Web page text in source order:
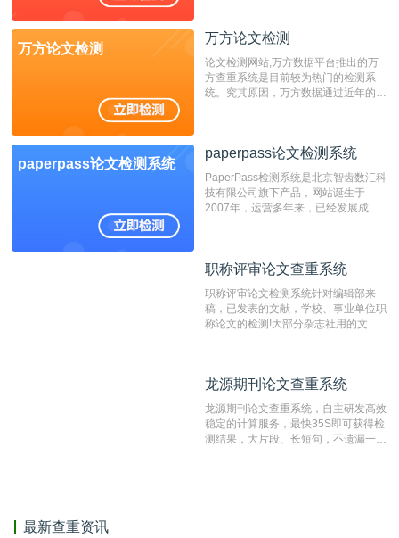
万方论文检测
万方论文检测
论文检测网站,万方数据平台推出的万
方查重系统是目前较为热门的检测系
统。究其原因，万方数据通过近年的发
非。其次，相对于知网而言，万方检测
重的推荐系统。
paperpass论文检测系统
paperpass论文检测系统
PaperPass检测系统是北京智齿数汇科
技有限公司旗下产品，网站诞生于
2007年，运营多年来，已经发展成为
检测速度快、精度高，市场反映良好。
职称评审论文查重系统
职称评审论文检测系统针对编辑部来
稿，已发表的文献，学校、事业单位职
称论文的检测!大部分杂志社用的文献
编辑部检测来稿和已发表的文献,检测
测时注意填写第一作者,才能排除已发
表文献复制比。（限制字符数1万）
龙源期刊论文查重系统
龙源期刊论文查重系统，自主研发高效
稳定的计算服务，最快35S即可获得检
测结果，大片段、长短句，不遗漏一处
最新查重资讯